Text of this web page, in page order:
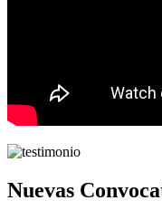
Nuevas